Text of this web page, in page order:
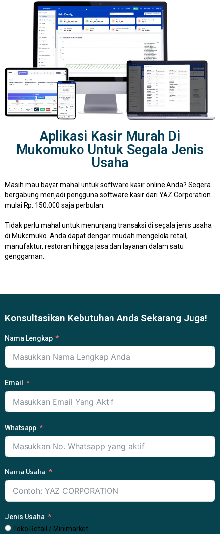
Aplikasi Kasir Murah Di
Mukomuko Untuk Segala Jenis
Usaha
Masih mau bayar mahal untuk software kasir online Anda? Segera
bergabung menjadi pengguna software kasir dari YAZ Corporation
mulai Rp. 150.000 saja perbulan.
Tidak perlu mahal untuk menunjang transaksi di segala jenis usaha
di Mukomuko. Anda dapat dengan mudah mengelola retail,
manufaktur, restoran hingga jasa dan layanan dalam satu
genggaman.
Konsultasikan Kebutuhan Anda Sekarang Juga!
Nama Lengkap
Email
Whatsapp
Nama Usaha
Jenis Usaha
Toko Retail / Minimarket